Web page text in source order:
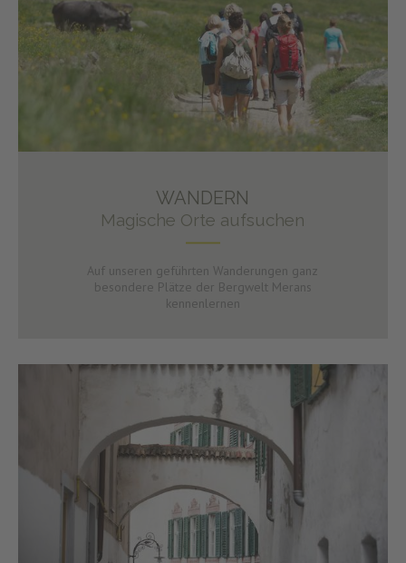
WANDERN
Magische Orte aufsuchen
Auf unseren geführten Wanderungen ganz
besondere Plätze der Bergwelt Merans
kennenlernen